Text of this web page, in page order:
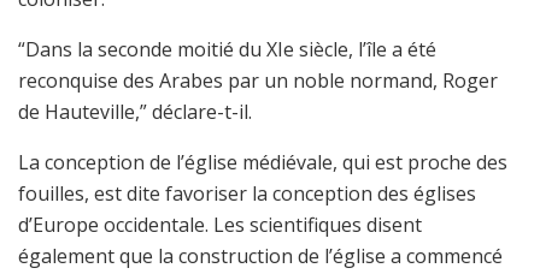
“Dans la seconde moitié du XIe siècle, l’île a été
reconquise des Arabes par un noble normand, Roger
de Hauteville,” déclare-t-il.
La conception de l’église médiévale, qui est proche des
fouilles, est dite favoriser la conception des églises
d’Europe occidentale. Les scientifiques disent
également que la construction de l’église a commencé